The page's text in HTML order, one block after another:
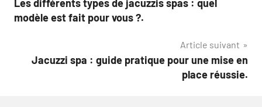
de
Les différents types de jacuzzis spas : quel
modèle est fait pour vous ?.
Article suivant
Jacuzzi spa : guide pratique pour une mise en
place réussie.